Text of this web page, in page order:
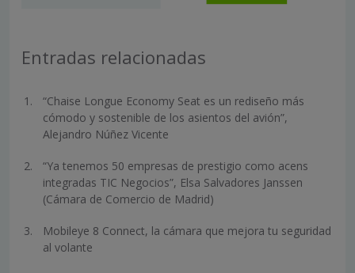
Entradas relacionadas
“Chaise Longue Economy Seat es un rediseño más
cómodo y sostenible de los asientos del avión”,
Alejandro Núñez Vicente
“Ya tenemos 50 empresas de prestigio como acens
integradas TIC Negocios”, Elsa Salvadores Janssen
(Cámara de Comercio de Madrid)
Mobileye 8 Connect, la cámara que mejora tu seguridad
al volante